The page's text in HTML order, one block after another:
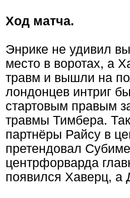
Ход матча.
Энрике не удивил
место в воротах, а
травм и вышли на
лондонцев интриг
стартовым правым
травмы Тимбера.
партнёры Райсу в
претендовал
центрфорварда
появился Хаверц, а